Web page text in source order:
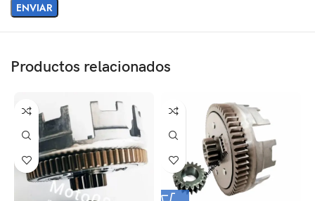
Productos relacionados